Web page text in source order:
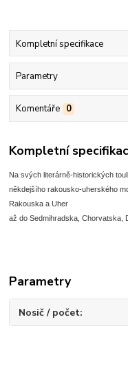
Kompletní specifikace
Parametry
Komentáře 0
Kompletní
Na svých literárně-historických
někdejšího rakousko-uherského
Rakouska a Uher
až do Sedmihradska, Chorvatska,
Parametry
Nosič / počet